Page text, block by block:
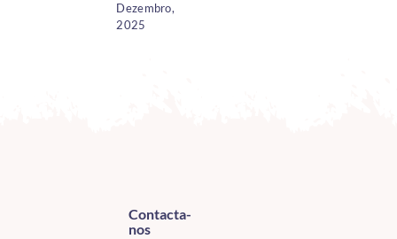
Dezembro,
2025
Contacta-
nos